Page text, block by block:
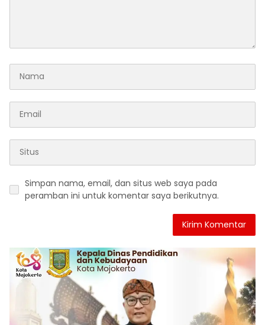
Simpan nama, email, dan situs web saya pada
peramban ini untuk komentar saya berikutnya.